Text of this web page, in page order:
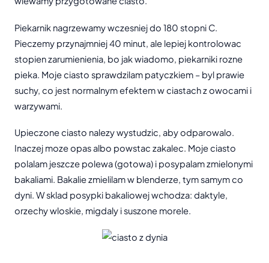
Piekarnik nagrzewamy wczesniej do 180 stopni C.
Pieczemy przynajmniej 40 minut, ale lepiej kontrolowac
stopien zarumienienia, bo jak wiadomo, piekarniki rozne
pieka. Moje ciasto sprawdzilam patyczkiem – byl prawie
suchy, co jest normalnym efektem w ciastach z owocami i
warzywami.
Upieczone ciasto nalezy wystudzic, aby odparowalo.
Inaczej moze opas albo powstac zakalec. Moje ciasto
polalam jeszcze polewa (gotowa) i posypalam zmielonymi
bakaliami. Bakalie zmielilam w blenderze, tym samym co
dyni. W sklad posypki bakaliowej wchodza: daktyle,
orzechy wloskie, migdaly i suszone morele.